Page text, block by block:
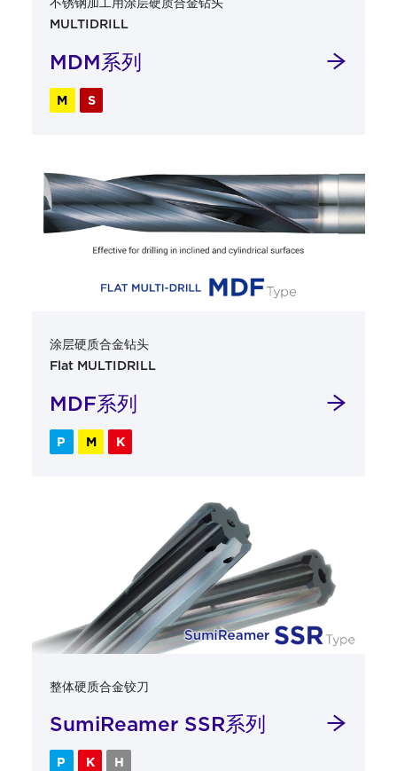
MULTIDRILL
MDM系列
M S
涂层硬质合金钻头
Flat MULTIDRILL
MDF系列
P M K
整体硬质合金铰刀
SumiReamer SSR系列
P K H